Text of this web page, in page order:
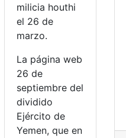
milicia houthi
el 26 de
marzo.
La página web
26 de
septiembre del
dividido
Ejército de
Yemen, que en